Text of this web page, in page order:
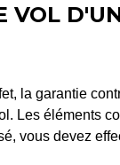
VOL
la garantie
Les éléments
vous devez